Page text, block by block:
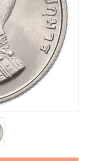
года)
СССР и России